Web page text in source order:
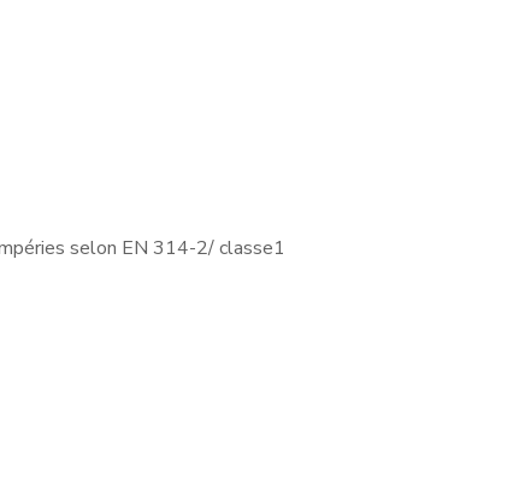
selon EN 314-2/ classe1